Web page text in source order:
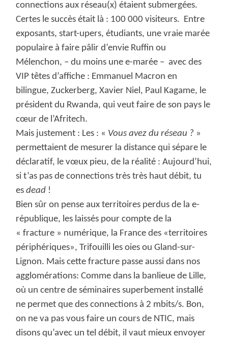
connections aux réseau(x) étaient submergées.
Certes le succès était là : 100 000 visiteurs. Entre
exposants, start-upers, étudiants, une vraie marée
populaire à faire pâlir d’envie Ruffin ou
Mélenchon, – du moins une e-marée – avec des
VIP têtes d’affiche : Emmanuel Macron en
bilingue, Zuckerberg, Xavier Niel, Paul Kagame, le
président du Rwanda, qui veut faire de son pays le
cœur de l’Afritech.
Mais justement : Les : « Vous avez du réseau ? »
permettaient de mesurer la distance qui sépare le
déclaratif, le vœux pieu, de la réalité : Aujourd’hui,
si t’as pas de connections très très haut débit, tu
esdead !
Bien sûr on pense aux territoires perdus de la e-
république, les laissés pour compte de la
« fracture » numérique, la France des «territoires
périphériques», Trifouilli les oies ou Gland-sur-
Lignon. Mais cette fracture passe aussi dans nos
agglomérations: Comme dans la banlieue de Lille,
où un centre de séminaires superbement installé
ne permet que des connections à 2 mbits/s. Bon,
on ne va pas vous faire un cours de NTIC, mais
disons qu’avec un tel débit, il vaut mieux envoyer